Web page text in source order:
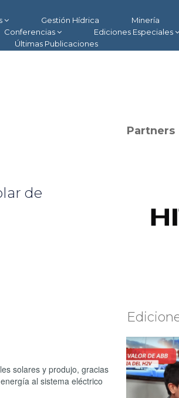
Gestión Hídrica Minería
Conferencias Ediciones Especiales
Últimas Publicaciones
de
solares y produjo, gracias
al sistema eléctrico
Partners